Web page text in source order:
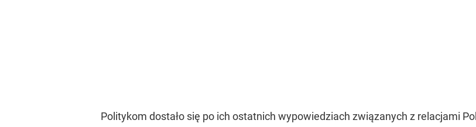
Politykom dostało się po ich ostatnich wypowiedziach związanych z relacjami